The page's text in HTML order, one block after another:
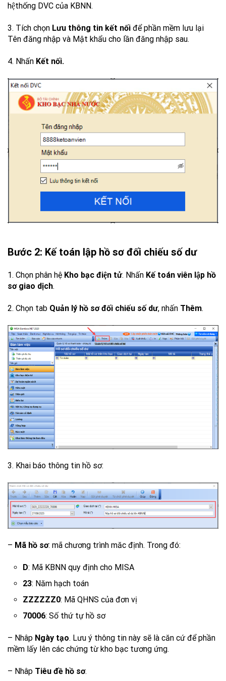
hệthống DVC của KBNN.
3. Tích chọn Lưu thông tin kết nối để phần mềm lưu lại
Tên đăng nhập và Mật khẩu cho lần đăng nhập sau.
4. Nhấn Kết nối.
Bước 2: Kế toán lập hồ sơ đối chiếu số dư
1. Chọn phân hệ Kho bạc điện tử. Nhấn Kế toán viên lập hồ
sơ giao dịch.
2. Chọn tab Quản lý hồ sơ đối chiếu số dư, nhấn Thêm.
3. Khai báo thông tin hồ sơ:
– Mã hồ sơ: mã chương trình măc định. Trong đó:
D: Mã KBNN quy định cho MISA
23: Năm hạch toán
ZZZZZZ0: Mã QHNS của đơn vị
70006: Số thứ tự hồ sơ
– Nhâp Ngày tạo. Lưu ý thông tin này sẽ là căn cứ để phần
mềm lấy lên các chứng từ kho bạc tương ứng.
– Nhâp Tiêu đề hồ sơ.